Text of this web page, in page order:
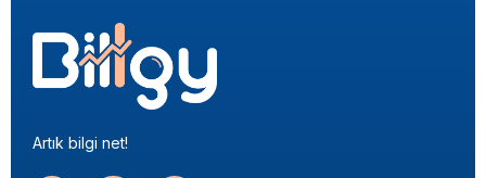
Artık bilgi net!